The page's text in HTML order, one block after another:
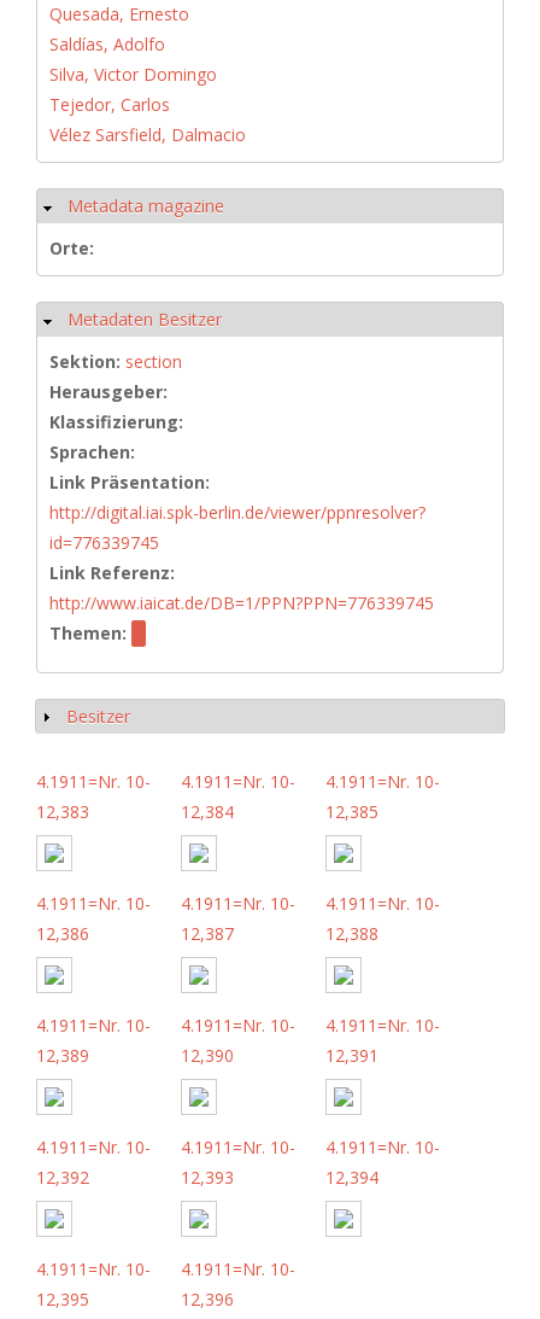
Quesada, Ernesto
Saldías, Adolfo
Silva, Victor Domingo
Tejedor, Carlos
Vélez Sarsfield, Dalmacio
Ausblenden
Metadata magazine
Orte:
Ausblenden
Metadaten Besitzer
Sektion: section
Herausgeber:
Klassifizierung:
Sprachen:
Link Präsentation:
http://digital.iai.spk-berlin.de/viewer/ppnresolver?
id=776339745
Link Referenz:
http://www.iaicat.de/DB=1/PPN?PPN=776339745
Themen:
Anzeigen
Besitzer
4.1911=Nr. 10-
12,383
4.1911=Nr. 10-
12,384
4.1911=Nr. 10-
12,385
4.1911=Nr. 10-
12,386
4.1911=Nr. 10-
12,387
4.1911=Nr. 10-
12,388
4.1911=Nr. 10-
12,389
4.1911=Nr. 10-
12,390
4.1911=Nr. 10-
12,391
4.1911=Nr. 10-
12,392
4.1911=Nr. 10-
12,393
4.1911=Nr. 10-
12,394
4.1911=Nr. 10-
12,395
4.1911=Nr. 10-
12,396